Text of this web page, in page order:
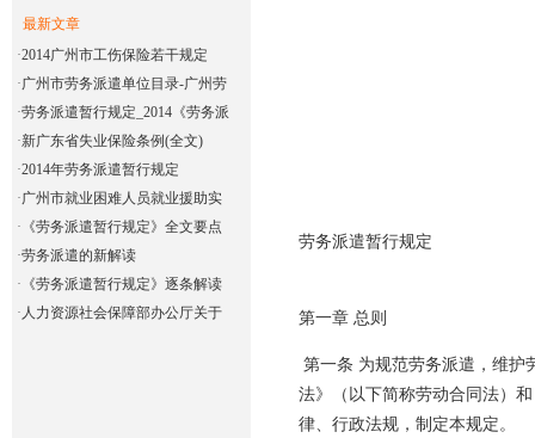
最新文章
·2014广州市工伤保险若干规定
·广州市劳务派遣单位目录-广州劳
·劳务派遣暂行规定_2014《劳务派
·新广东省失业保险条例(全文)
·2014年劳务派遣暂行规定
·广州市就业困难人员就业援助实
· 《劳务派遣暂行规定》全文要点
·劳务派遣的新解读
· 《劳务派遣暂行规定》逐条解读
· 人力资源社会保障部办公厅关于
劳务派遣暂行规定
第一章 总则
第一条 为规范劳务派遣，维护
法》（以下简称劳动合同法）
律、行政法规，制定本规定。